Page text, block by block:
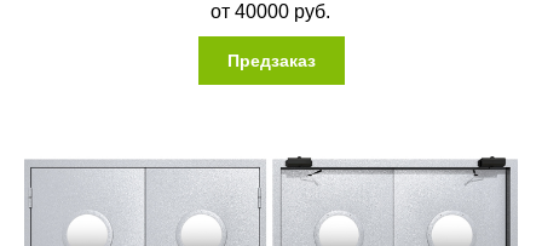
от40000 руб.
Предзаказ